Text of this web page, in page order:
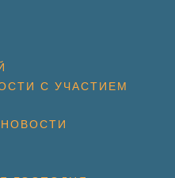
С УЧАСТИЕМ